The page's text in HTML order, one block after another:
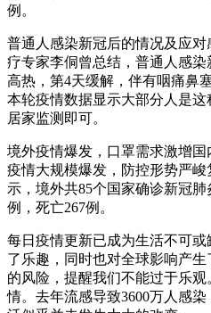
例。
普通人感染新冠后的情况及应
疗专家李侗曾总结，普通人感
高热，第4天缓解，伴有咽痛鼻
本轮疫情数据显示大部分人是这
居家监测即可。
境外疫情爆发，口罩需求激增
疫情大规模爆发，防控形势严
示，境外共85个国家确诊新冠肺
例，死亡267例。
每日疫情更新已成为生活不可
了乐趣，同时也对全球影响产
的风险，提醒我们不能过于乐
情。去年流感导致3600万人感